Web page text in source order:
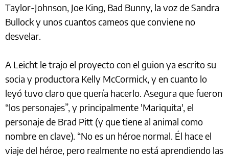
Taylor-Johnson, Joe King, Bad Bunny, la voz de Sandra
Bullock y unos cuantos cameos que conviene no
desvelar.
A Leicht le trajo el proyecto con el guion ya escrito su
socia y productora Kelly McCormick, y en cuanto lo
leyó tuvo claro que quería hacerlo. Asegura que fueron
“los personajes”, y principalmente 'Mariquita', el
personaje de Brad Pitt (y que tiene al animal como
nombre en clave). “No es un héroe normal. Él hace el
viaje del héroe, pero realmente no está aprendiendo las